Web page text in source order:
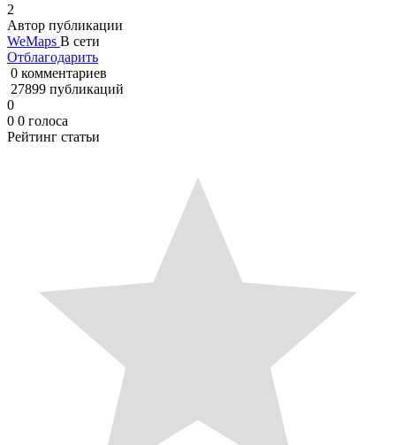
2
Автор публикации
WeMaps В сети
Отблагодарить
0 комментариев
27899 публикаций
0
0 0 голоса
Рейтинг статьи